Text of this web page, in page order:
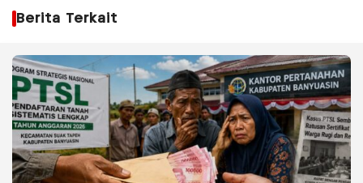
Berita Terkait